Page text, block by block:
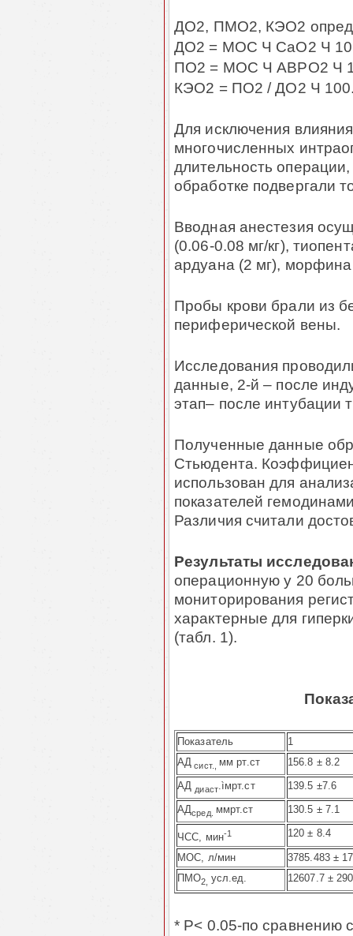
ДО2, ПМО2, КЭО2
ДО2 = МОС Ч СаО2 Ч 10
ПО2 = МОС Ч АВРО2 Ч
КЭО2 = ПО2 / ДО2 Ч
Для исключения
многочисленных
длительность
обработке подвергали
Вводная анестезия
(0.06-0.08 мг/кг),
ардуана (2 мг), морфина
Пробы крови брали из
периферической вены.
Исследования
данные, 2-й – после
этап– после интубации
Полученные данные
Стьюдента.
использован для
показателей
Различия считали
Результаты
операционную у 20
мониторирования
характерные для
(табл. 1).
Показатель
1
АД сист., мм рт.ст
156.8 ± 8.2
АД диаст.ìмрт.ст
139.5 ±7.6
АДсред. ммрт.ст 130.5 ± 7.1
ЧСС, мин-1 120 ± 8.4
МОС, л/мин
3785.483 ±
ПМО2 усл.ед. 12607.7 ±
* P< 0.05-по сравнению